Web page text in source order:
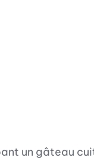
un gâteau